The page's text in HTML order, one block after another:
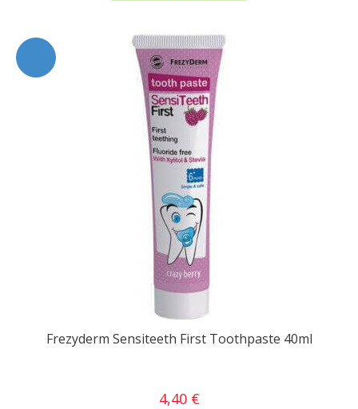
Frezyderm Sensiteeth First Toothpaste 40ml
4,40 €